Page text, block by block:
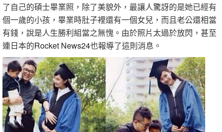
了自己的碩士畢業照，除了美貌外，最讓人驚訝的是她已經有
個一歲的小孩，畢業時肚子裡還有一個女兒，而且老公還相當
有錢，說是人生勝利組當之無愧。由於照片太過於放閃，甚至
連日本的Rocket News24也報導了這則消息。